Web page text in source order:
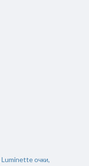
Luminette очки,